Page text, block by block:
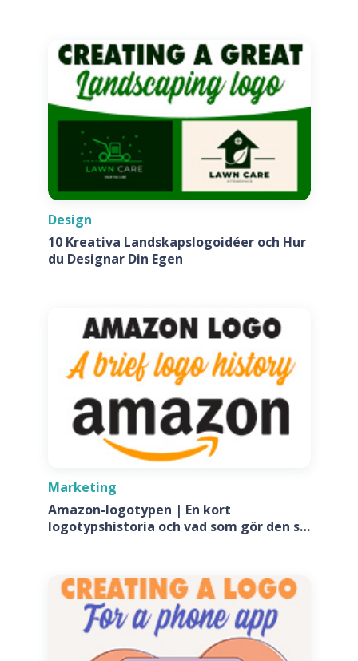
Design
10 Kreativa Landskapslogoidéer och Hur
du Designar Din Egen
Marketing
Amazon-logotypen | En kort
logotypshistoria och vad som gör den så